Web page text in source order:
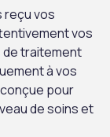
reçu vos
vos
de traitement
à vos
pour
de soins et